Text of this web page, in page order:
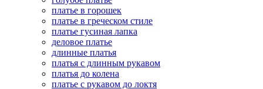
платье в горошек
платье в греческом стиле
платье гусиная лапка
деловое платье
длинные платья
платья с длинным рукавом
платья до колена
платье с рукавом до локтя